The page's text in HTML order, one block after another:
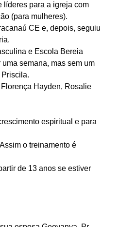
líderes para a igreja com
(para mulheres).
CE e, depois, seguiu
e Escola Bereia
semana, mas sem um
Hayden, Rosalie
espiritual e para
o treinamento é
de 13 anos se estiver